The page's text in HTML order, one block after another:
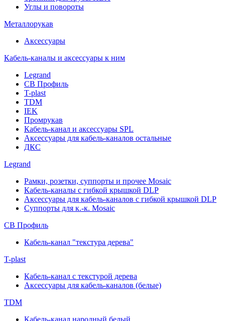
Углы и повороты
Металлорукав
Аксессуары
Кабель-каналы и аксессуары к ним
Legrand
СВ Профиль
T-plast
TDM
IEK
Промрукав
Кабель-канал и аксессуары SPL
Аксессуары для кабель-каналов остальные
ДКС
Legrand
Рамки, розетки, суппорты и прочее Mosaic
Кабель-каналы с гибкой крышкой DLP
Аксессуары для кабель-каналов с гибкой крышкой DLP
Суппорты для к.-к. Mosaic
СВ Профиль
Кабель-канал "текстура дерева"
T-plast
Кабель-канал с текстурой дерева
Аксессуары для кабель-каналов (белые)
TDM
Кабель-канал народный белый